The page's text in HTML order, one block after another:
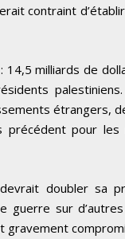
contraint
milliards de
étrangers,
pour
doubler sa
guerre sur
gravement